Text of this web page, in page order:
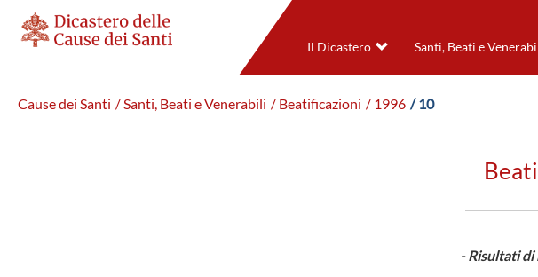
Il Dicastero Santi, Beati e
Cause dei Santi / Santi, Beati e Venerabili / Beatificazioni / 1996 / 10
- Risultati